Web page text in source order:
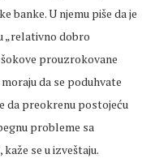
banke. U njemu piše da je
„relativno dobro
prouzrokovane
da se poduhvate
da preokrenu postojeću
probleme sa
se u izveštaju.